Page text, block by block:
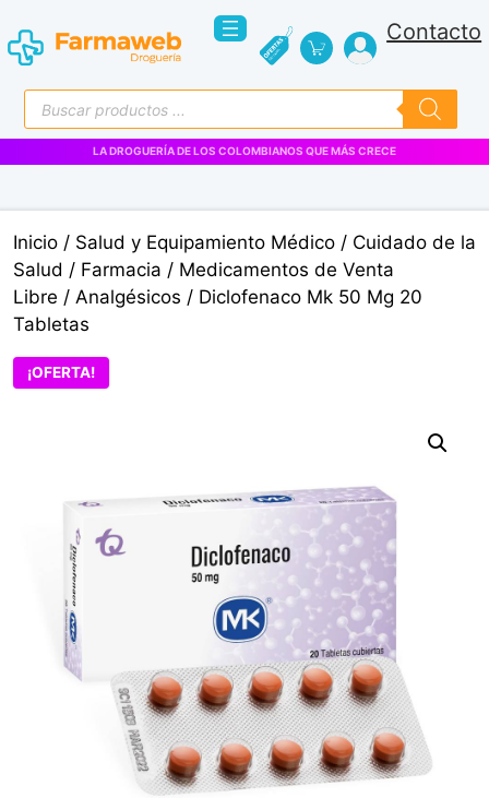
al
contenido
Contacto
Búsqueda
de
productos
VENTAS EMPRESARIALES
Inicio / Salud y Equipamiento Médico / Cuidado de la
Salud / Farmacia / Medicamentos de Venta
Libre / Analgésicos / Diclofenaco Mk 50 Mg 20
Tabletas
¡OFERTA!